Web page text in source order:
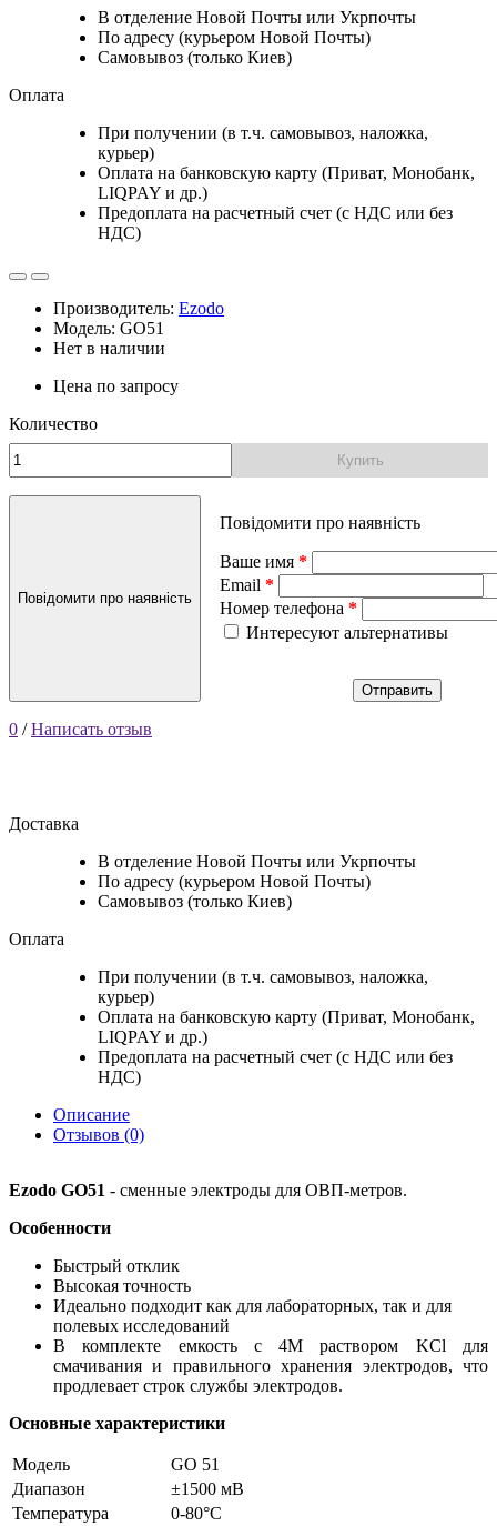
В отделение Новой Почты или Укрпочты
По адресу (курьером Новой Почты)
Самовывоз (только Киев)
Оплата
При получении (в т.ч. самовывоз, наложка,
курьер)
Оплата на банковскую карту (Приват, Монобанк,
LIQPAY и др.)
Предоплата на расчетный счет (с НДС или без
НДС)
Производитель: Ezodo
Модель: GO51
Нет в наличии
Цена по запросу
Количество
Купить
Повідомити про наявність
Повідомити про наявність
Ваше имя
Email
Номер телефона
Интересуют альтернативы
Отправить
0 /Написать отзыв
Доставка
В отделение Новой Почты или Укрпочты
По адресу (курьером Новой Почты)
Самовывоз (только Киев)
Оплата
При получении (в т.ч. самовывоз, наложка,
курьер)
Оплата на банковскую карту (Приват, Монобанк,
LIQPAY и др.)
Предоплата на расчетный счет (с НДС или без
НДС)
Описание
Отзывов (0)
Ezodo GO51 - сменные электроды для ОВП-метров.
Особенности
Быстрый отклик
Высокая точность
Идеально подходит как для лабораторных, так и для
полевых исследований
В комплекте емкость с 4М раствором KCl для
смачивания и правильного хранения электродов, что
продлевает строк службы электродов.
Основные характеристики
Модель
GO 51
Диапазон
±1500 мВ
Температура
0-80°С